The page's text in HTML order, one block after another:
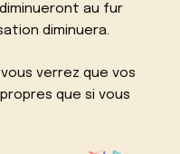
au fur
diminuera.
verrez que vos
que si vous